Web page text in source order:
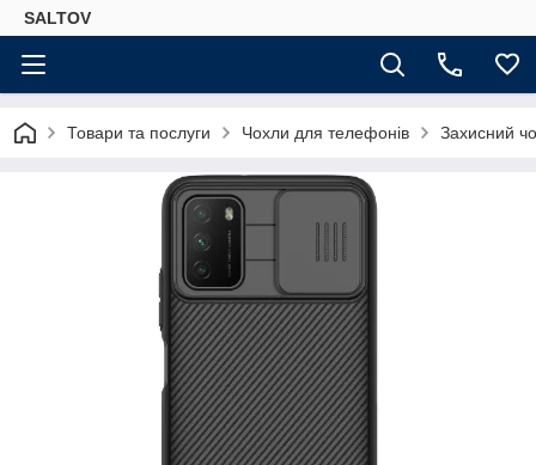
SALTOV
Товари та послуги Чохли для телефонів Захисний